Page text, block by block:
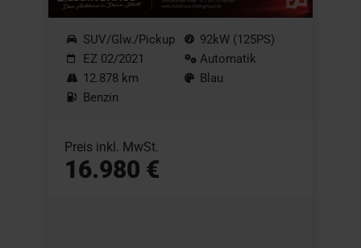
SUV/Glw./Pickup
EZ 02/2021
12.878 km
Benzin
92kW (125PS)
Automatik
Blau
Preis inkl. MwSt.
16.980 €